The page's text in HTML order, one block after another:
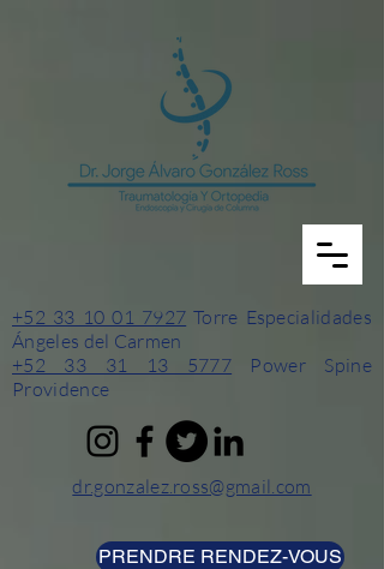
PRENDRE RENDEZ-VOUS
dr.gonzalez.ross@gmail.com
+52 33 10 01 7927 Torre Especialidades
Ángeles del Carmen
+52 33 31 13 5777
Power Spine
Providence